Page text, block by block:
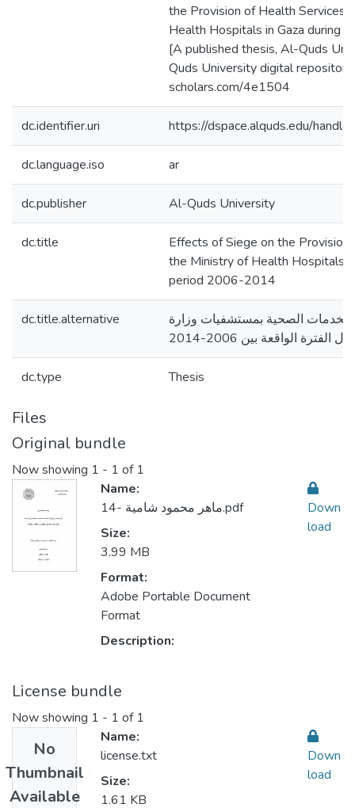
the Provision of Health Services
Health Hospitals in Gaza during
[A published thesis, Al-Quds
Quds University digital
scholars.com/4e1504
dc.identifier.uri https://dspace.alquds.edu/
dc.language.iso ar
dc.publisher Al-Quds University
dc.title
Effects of Siege on the
the Ministry of Health Hospitals
period 2006-2014
dc.title.alternative
الخدمات الصحية بمستشفيات وزارة
الواقعة بين 2006-2014
dc.type Thesis
Files
Original bundle
Now showing 1 - 1 of 1
Name:
14- ماهر محمود شامية.pdf
Size:
3.99 MB
Format:
Adobe Portable Document
Format
Description:
Down
load
License bundle
Now showing 1 - 1 of 1
No
Thumbnail
Available
Name:
license.txt
Size:
1.61 KB
Down
load